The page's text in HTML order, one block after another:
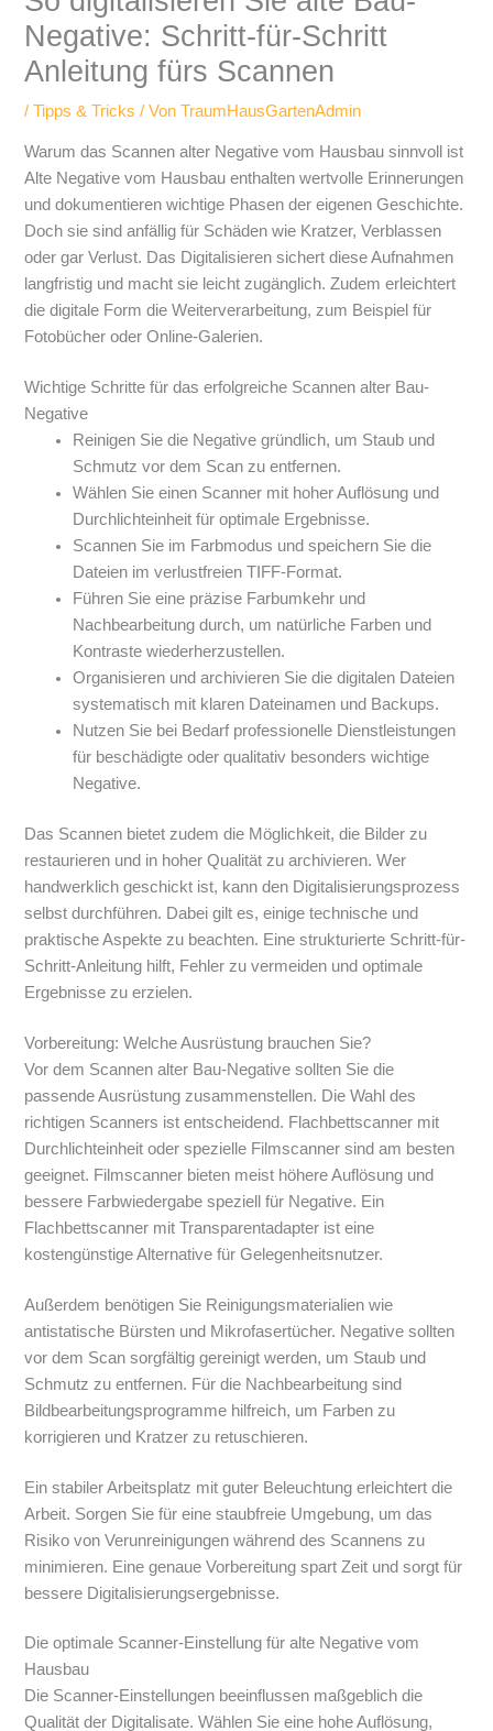
Negative: Schritt-für-Schritt
Anleitung fürs Scannen
/Tipps & Tricks / VonTraumHausGartenAdmin
Warum das Scannen alter Negative vom Hausbau sinnvoll ist
Alte Negative vom Hausbau enthalten wertvolle Erinnerungen
und dokumentieren wichtige Phasen der eigenen Geschichte.
Doch sie sind anfällig für Schäden wie Kratzer, Verblassen
oder gar Verlust. Das Digitalisieren sichert diese Aufnahmen
langfristig und macht sie leicht zugänglich. Zudem erleichtert
die digitale Form die Weiterverarbeitung, zum Beispiel für
Fotobücher oder Online-Galerien.
Wichtige Schritte für das erfolgreiche Scannen alter Bau-
Negative
Reinigen Sie die Negative gründlich, um Staub und
Schmutz vor dem Scan zu entfernen.
Wählen Sie einen Scanner mit hoher Auflösung und
Durchlichteinheit für optimale Ergebnisse.
Scannen Sie im Farbmodus und speichern Sie die
Dateien im verlustfreien TIFF-Format.
Führen Sie eine präzise Farbumkehr und
Nachbearbeitung durch, um natürliche Farben und
Kontraste wiederherzustellen.
Organisieren und archivieren Sie die digitalen Dateien
systematisch mit klaren Dateinamen und Backups.
Nutzen Sie bei Bedarf professionelle Dienstleistungen
für beschädigte oder qualitativ besonders wichtige
Negative.
Das Scannen bietet zudem die Möglichkeit, die Bilder zu
restaurieren und in hoher Qualität zu archivieren. Wer
handwerklich geschickt ist, kann den Digitalisierungsprozess
selbst durchführen. Dabei gilt es, einige technische und
praktische Aspekte zu beachten. Eine strukturierte Schritt-für-
Schritt-Anleitung hilft, Fehler zu vermeiden und optimale
Ergebnisse zu erzielen.
Vorbereitung: Welche Ausrüstung brauchen Sie?
Vor dem Scannen alter Bau-Negative sollten Sie die
passende Ausrüstung zusammenstellen. Die Wahl des
richtigen Scanners ist entscheidend. Flachbettscanner mit
Durchlichteinheit oder spezielle Filmscanner sind am besten
geeignet. Filmscanner bieten meist höhere Auflösung und
bessere Farbwiedergabe speziell für Negative. Ein
Flachbettscanner mit Transparentadapter ist eine
kostengünstige Alternative für Gelegenheitsnutzer.
Außerdem benötigen Sie Reinigungsmaterialien wie
antistatische Bürsten und Mikrofasertücher. Negative sollten
vor dem Scan sorgfältig gereinigt werden, um Staub und
Schmutz zu entfernen. Für die Nachbearbeitung sind
Bildbearbeitungsprogramme hilfreich, um Farben zu
korrigieren und Kratzer zu retuschieren.
Ein stabiler Arbeitsplatz mit guter Beleuchtung erleichtert die
Arbeit. Sorgen Sie für eine staubfreie Umgebung, um das
Risiko von Verunreinigungen während des Scannens zu
minimieren. Eine genaue Vorbereitung spart Zeit und sorgt für
bessere Digitalisierungsergebnisse.
Die optimale Scanner-Einstellung für alte Negative vom
Hausbau
Die Scanner-Einstellungen beeinflussen maßgeblich die
Qualität der Digitalisate. Wählen Sie eine hohe Auflösung,